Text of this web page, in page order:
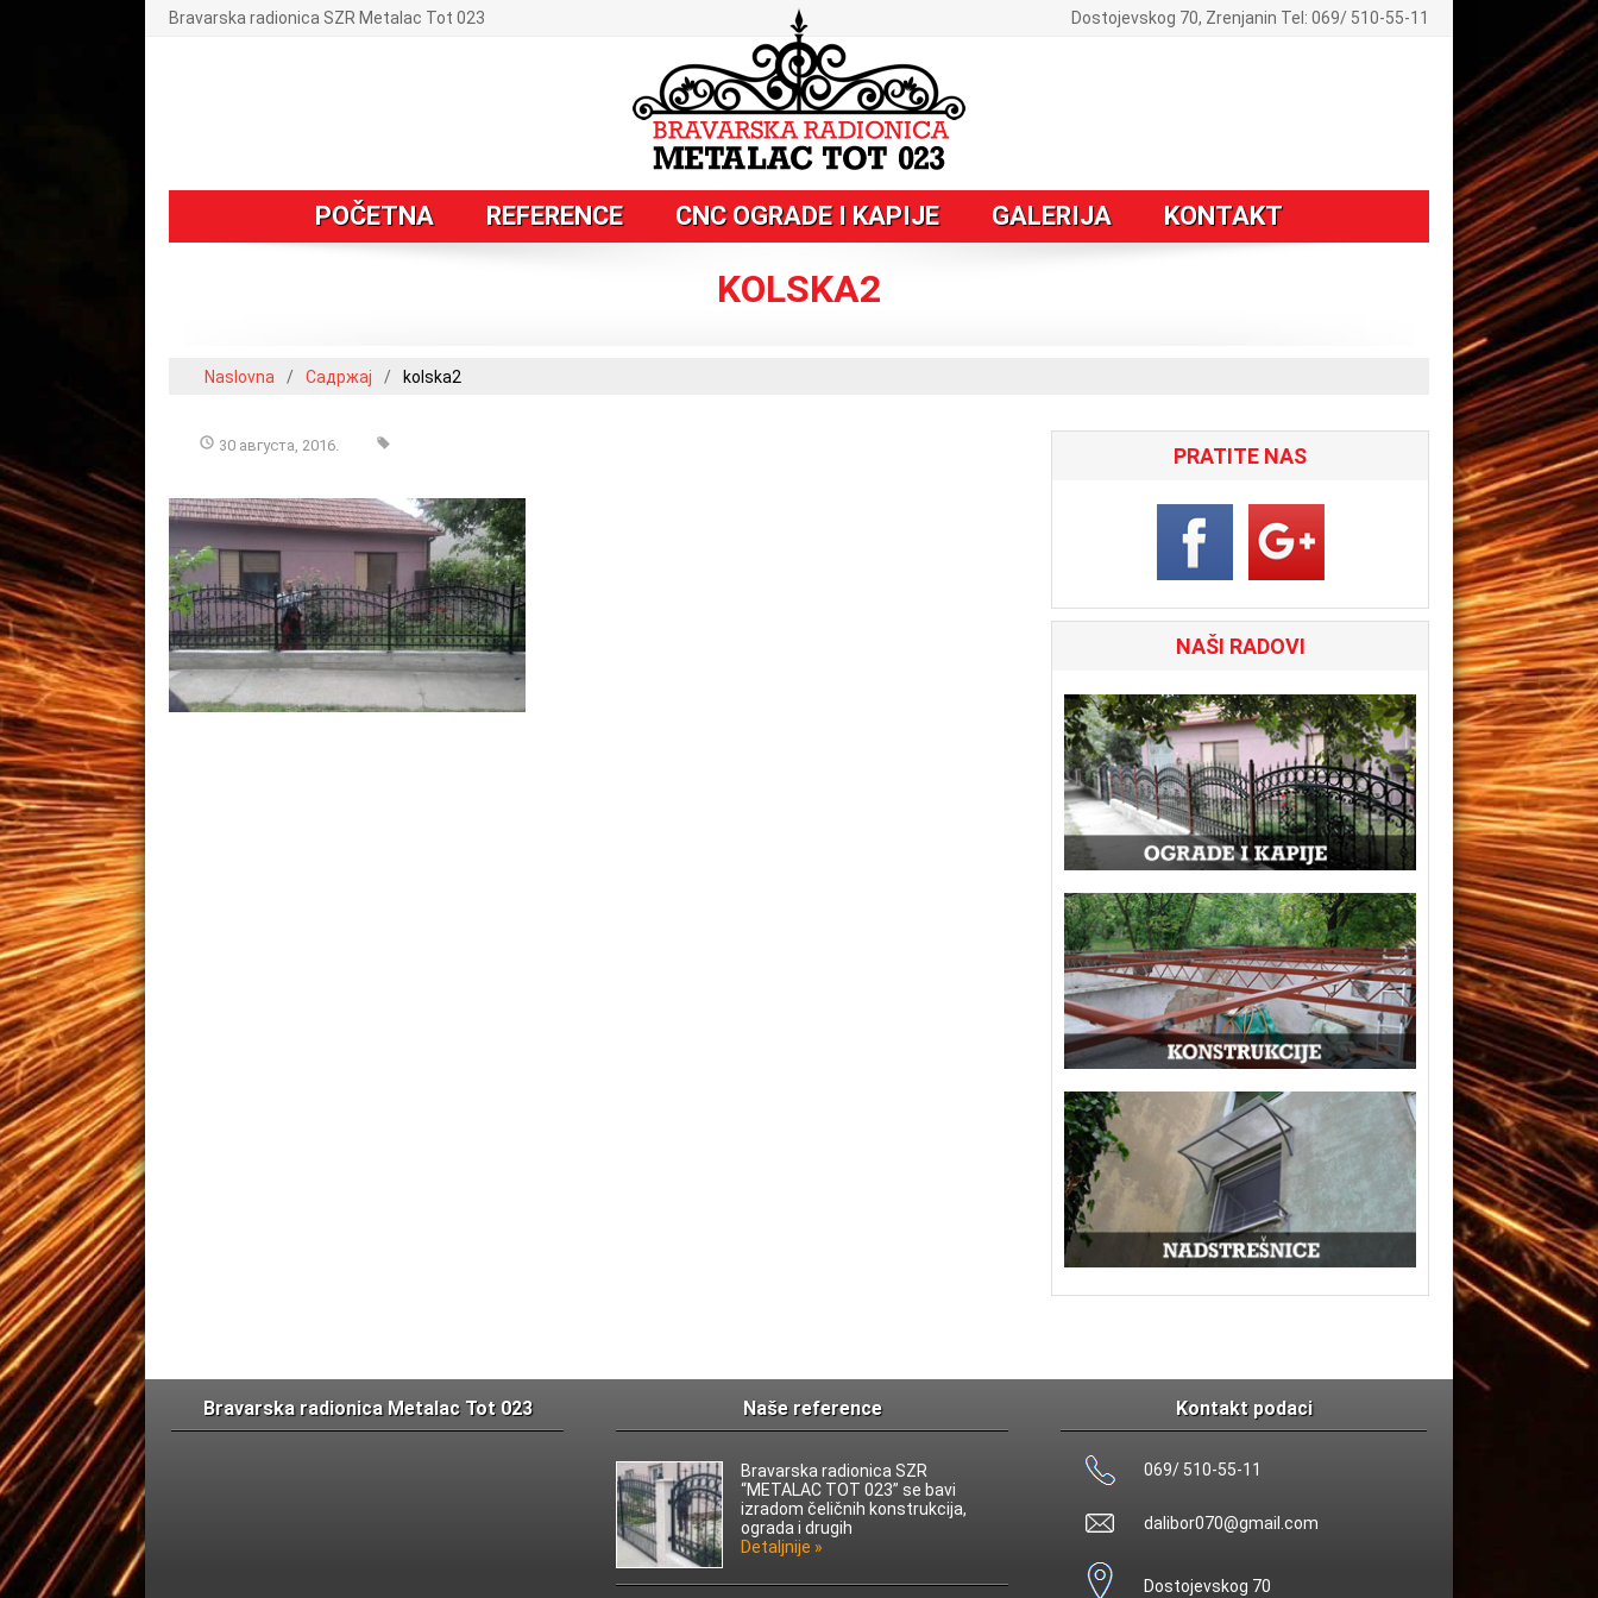
Bravarska radionica SZR Metalac Tot 023 Dostojevskog 70, Zrenjanin Tel: 069/ 510-55-11
POČETNA REFERENCE CNC OGRADE I KAPIJE GALERIJA KONTAKT
KOLSKA2
Naslovna / Садржај / kolska2
30 августа, 2016. PRATITE NAS
NAŠI RADOVI
Bravarska radionica Metalac Tot 023 Naše reference
Bravarska radionica SZR
“METALAC TOT 023” se bavi
izradom čeličnih konstrukcija,
ograda i drugih
Detaljnije »
Kontakt podaci
069/ 510-55-11
dalibor070@gmail.com
Dostojevskog 70